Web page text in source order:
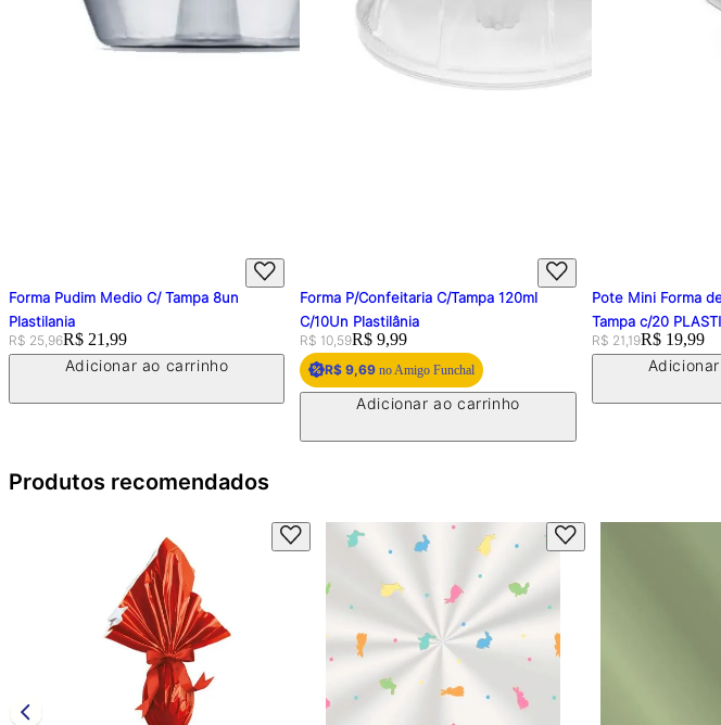
Forma Pudim Medio C/ Tampa 8un
Plastilania
Original price:
R$ 25,96Price:
R$ 21,99
Adicionar ao carrinho
Forma P/Confeitaria C/Tampa 120ml
C/10Un Plastilânia
Original price:
R$ 10,59Price:
R$ 9,99
R$ 9,69 no Amigo Funchal
Adicionar ao carrinho
Pote Mini Forma
Tampa c/20
Original price:
R$ 21,19Price:
R$ 19,99
Produtos recomendados